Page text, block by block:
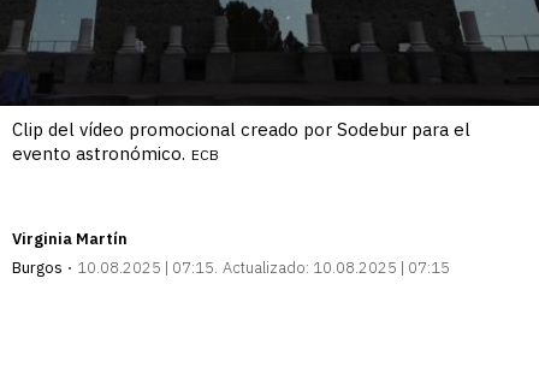
Clip del vídeo promocional creado por Sodebur para el
evento astronómico. ECB
Virginia Martín
Burgos
10.08.2025 | 07:15 Actualizado: 10.08.2025 | 07:15